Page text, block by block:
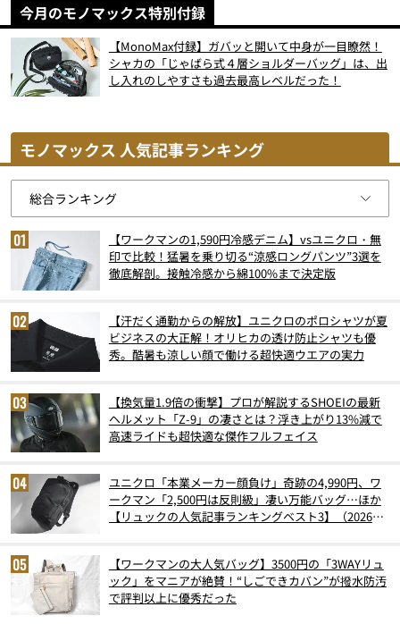
今月のモノマックス特別付録
【MonoMax付録】ガバッと開いて中身が一目瞭然！
シャカの「じゃばら式４層ショルダーバッグ」は、出
し入れのしやすさも過去最高レベルだった！
モノマックス 人気記事ランキング
【ワークマンの1,590円冷感デニム】vsユニクロ・無
印で比較！猛暑を乗り切る“涼感ロングパンツ”3選を
徹底解剖。接触冷感から綿100%まで決定版
【汗だく通勤からの解放】ユニクロのポロシャツが夏
ビジネスの大正解！オリヒカの透け防止シャツも優
秀。酷暑も涼しい顔で働ける超快適ウエアの実力
【換気量1.9倍の衝撃】プロが解説するSHOEIの最新
ヘルメット「Z-9」の凄さとは？浮き上がり13%減で
高速ライドも超快適な傑作フルフェイス
ユニクロ「本業メーカー顔負け」奇跡の4,990円、ワ
ークマン「2,500円は反則級」凄い万能バッグ…ほか
【リュックの人気記事ランキングベスト3】（2026年
【ワークマンの大人気バッグ】3500円の「3WAYリュ
ック」をマニアが絶賛！“しごできカバン”が撥水防汚
で評判以上に優秀だった